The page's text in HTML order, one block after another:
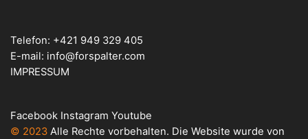
Telefon: +421 949 329 405
E-mail: info@forspalter.com
IMPRESSUM
Facebook Instagram Youtube
© 2023 Alle Rechte vorbehalten. Die Website wurde von